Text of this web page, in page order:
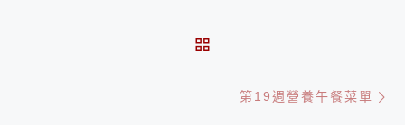
第19週營養午餐菜單